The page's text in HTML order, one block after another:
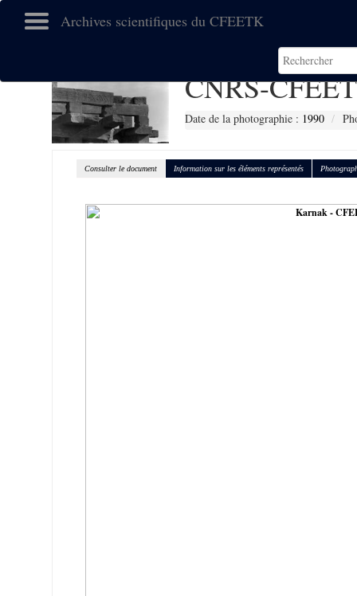
Archives scientifiques du CFEETK
CNRS-
Date de la photographie : 1990
Consulter le document Information sur les éléments représentés